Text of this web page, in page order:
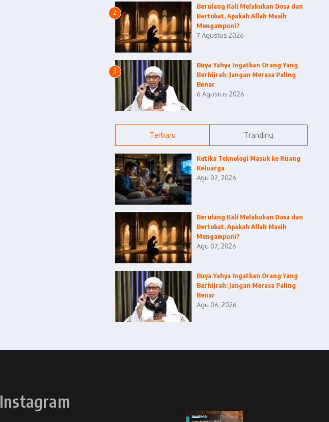
2
Berulang Kali Melakukan Dosa dan
Bertobat, Apakah Allah Masih
Mengampuni?
7 Agustus 2026
3
Buya Yahya Ingatkan Orang Yang
Berhijrah: Jangan Merasa Paling
Benar
6 Agustus 2026
Terbaru Tranding
Ketika Teknologi Masuk ke Ruang
Keluarga
Agu 07, 2026
Berulang Kali Melakukan Dosa dan
Bertobat, Apakah Allah Masih
Mengampuni?
Agu 07, 2026
Buya Yahya Ingatkan Orang Yang
Berhijrah: Jangan Merasa Paling
Benar
Agu 06, 2026
Instagram